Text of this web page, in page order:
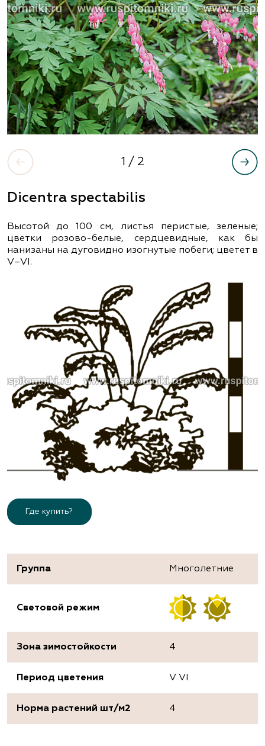
1 / 2
Dicentra spectabilis
Высотой до 100 см, листья перистые, зеленые;
цветки розово-белые, сердцевидные, как бы
нанизаны на дуговидно изогнутые побеги; цветет в
V–VІ.
Где купить?
Группа Многолетние
Световой режим
Зона зимостойкости 4
Период цветения V VI
Норма растений шт/м2 4